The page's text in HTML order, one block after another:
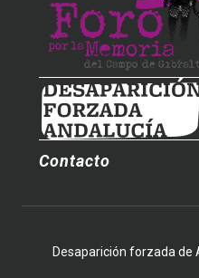
Contacto
Desaparición forzada de